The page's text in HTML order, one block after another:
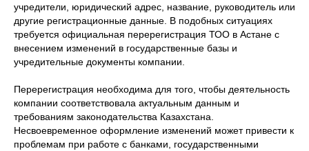
учредители, юридический адрес, название, руководитель или
другие регистрационные данные. В подобных ситуациях
требуется официальная перерегистрация ТОО в Астане с
внесением изменений в государственные базы и
учредительные документы компании.
Перерегистрация необходима для того, чтобы деятельность
компании соответствовала актуальным данным и
требованиям законодательства Казахстана.
Несвоевременное оформление изменений может привести к
проблемам при работе с банками, государственными